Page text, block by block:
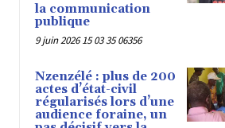
la communication
publique
9 juin 2026 15 03 35 06356
Nzenzélé : plus de 200
actes d’état-civil
régularisés lors d’une
audience foraine, un